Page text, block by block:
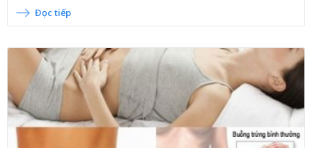
Đọc tiếp